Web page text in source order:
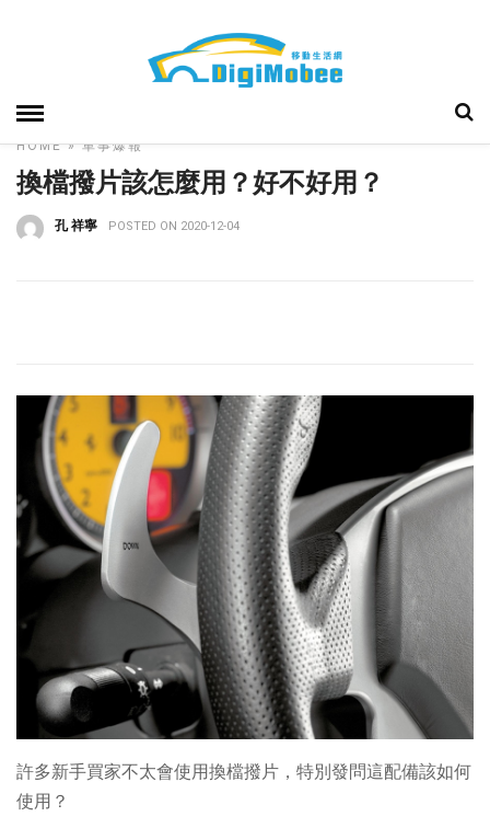
HOME»車事爆報
換檔撥片該怎麼用？好不好用？
孔 祥寧 POSTED ON 2020-12-04
許多新手買家不太會使用換檔撥片，特別發問這配備該如何
使用？